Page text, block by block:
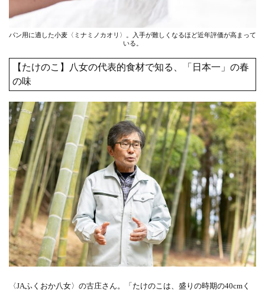
パン用に適した小麦〈ミナミノカオリ〉。入手が難しくなるほど近年評価が高まって
いる。
【たけのこ】八女の代表的食材で知る、「日本一」の春
の味
〈JAふくおか八女〉の古庄さん。「たけのこは、盛りの時期の40cmく